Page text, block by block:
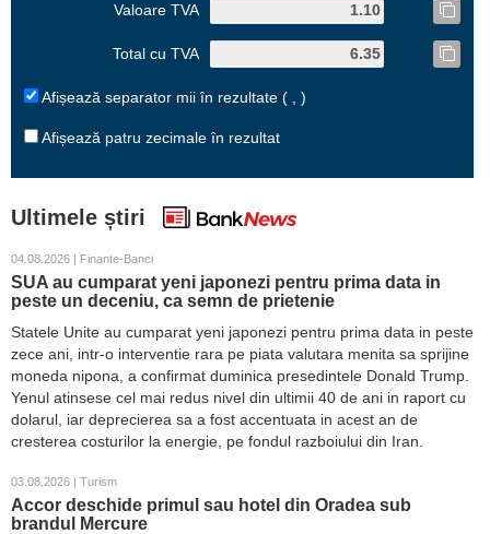
Valoare TVA
Total cu TVA
Afișează separator mii în rezultate ( , )
Afișează patru zecimale în rezultat
Ultimele știri
04.08.2026 | Finante-Banci
SUA au cumparat yeni japonezi pentru prima data in
peste un deceniu, ca semn de prietenie
Statele Unite au cumparat yeni japonezi pentru prima data in peste
zece ani, intr-o interventie rara pe piata valutara menita sa sprijine
moneda nipona, a confirmat duminica presedintele Donald Trump.
Yenul atinsese cel mai redus nivel din ultimii 40 de ani in raport cu
dolarul, iar deprecierea sa a fost accentuata in acest an de
cresterea costurilor la energie, pe fondul razboiului din Iran.
03.08.2026 | Turism
Accor deschide primul sau hotel din Oradea sub
brandul Mercure